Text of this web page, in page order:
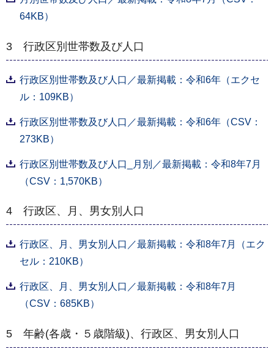
64KB）
3 行政区別世帯数及び人口
行政区別世帯数及び人口／最新掲載：令和6年（エクセ
ル：109KB）
行政区別世帯数及び人口／最新掲載：令和6年（CSV：
273KB）
行政区別世帯数及び人口_月別／最新掲載：令和8年7月
（CSV：1,570KB）
4 行政区、月、男女別人口
行政区、月、男女別人口／最新掲載：令和8年7月（エク
セル：210KB）
行政区、月、男女別人口／最新掲載：令和8年7月
（CSV：685KB）
5 年齢(各歳・５歳階級)、行政区、男女別人口